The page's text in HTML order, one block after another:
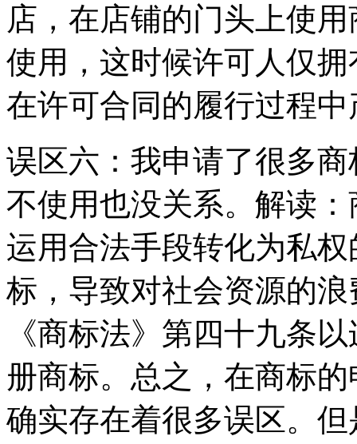
店，在店铺的门头上使
使用，这时候许可人仅
在许可合同的履行过程
误区六：我申请了很多
不使用也没关系。解读
运用合法手段转化为私
标，导致对社会资源的
《商标法》第四十九条
册商标。总之，在商标
确实存在着很多误区。